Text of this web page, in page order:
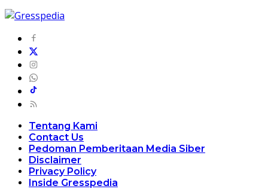
Tentang Kami
Contact Us
Pedoman Pemberitaan Media Siber
Disclaimer
Privacy Policy
Inside Gresspedia